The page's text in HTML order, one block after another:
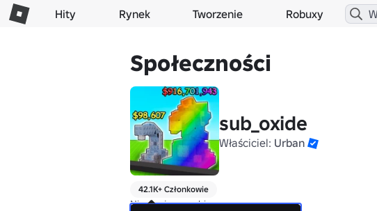
Hity Rynek Tworzenie Robuxy
Społeczności
sub_oxide
Właściciel: Urban
42.1K+ Członkowie
Nie ma jeszcze bio.